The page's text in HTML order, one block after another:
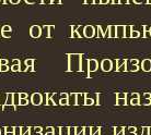
от